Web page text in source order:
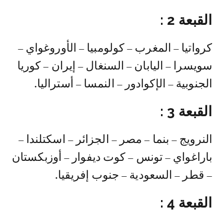
القبعة 2 :
كرواتيا – المغرب – كولومبيا – الأوروغواي –
سويسرا – اليابان – السنغال – إيران – كوريا
الجنوبية – الإكوادور – النمسا – أستراليا.
القبعة 3 :
النرويج – بنما – مصر – الجزائر – اسكتلندا –
باراغواي – تونس – كوت ديفوار – أوزبكستان
– قطر – السعودية – جنوب إفريقيا.
القبعة 4 :